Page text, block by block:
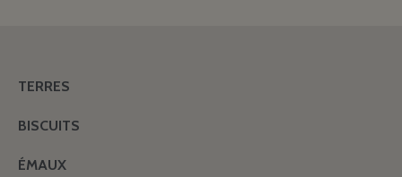
TERRES
BISCUITS
ÉMAUX